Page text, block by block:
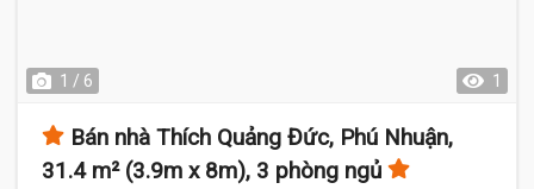
1 / 6 1
Bán nhà Thích Quảng Đức, Phú Nhuận,
31.4 m² (3.9m x 8m), 3 phòng ngủ